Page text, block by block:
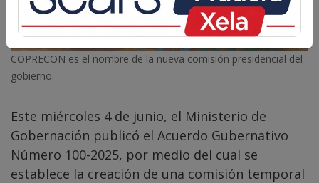
COPRECON es el nombre de la nueva comisión presidencial del
gobierno.
Este miércoles 4 de junio, el Ministerio de
Gobernación publicó el Acuerdo Gubernativo
Número 100-2025, por medio del cual se
establece la creación de una comisión temporal